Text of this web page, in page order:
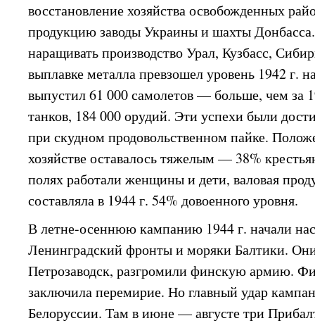
восстановление хозяйства освобожденных
продукцию заводы Украины и шахты
наращивать производство Урал, Кузбасс,
выплавке металла превзошел уровень 1942 г.
выпустил 61 000 самолетов — больше, чем за
танков, 184 000 орудий. Эти успехи были
при скудном продовольственном пайке.
хозяйстве оставалось тяжелым — 38%
полях работали женщины и дети, валовая
составляла в 1944 г. 54% довоенного уровня.
В летне-осеннюю кампанию 1944 г. начали
Ленинградский фронты и моряки Балтики.
Петрозаводск, разгромили финскую армию.
заключила перемирие. Но главный удар
Белоруссии. Там в июне — августе три